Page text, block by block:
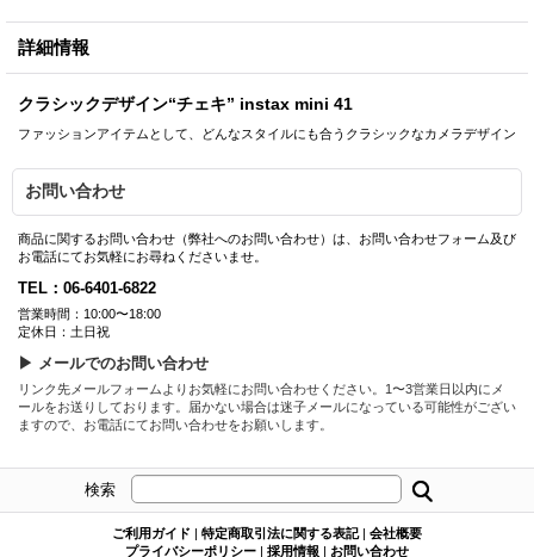
詳細情報
クラシックデザイン“チェキ” instax mini 41
ファッションアイテムとして、どんなスタイルにも合うクラシックなカメラデザイン
お問い合わせ
商品に関するお問い合わせ（弊社へのお問い合わせ）は、お問い合わせフォーム及び
お電話にてお気軽にお尋ねくださいませ。
TEL：06-6401-6822
営業時間：10:00〜18:00
定休日：土日祝
▶ メールでのお問い合わせ
リンク先メールフォームよりお気軽にお問い合わせください。1〜3営業日以内にメ
ールをお送りしております。届かない場合は迷子メールになっている可能性がござい
ますので、お電話にてお問い合わせをお願いします。
検索
ご利用ガイド | 特定商取引法に関する表記 | 会社概要
プライバシーポリシー | 採用情報 | お問い合わせ